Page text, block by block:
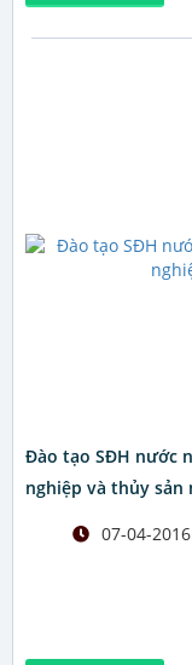
Đào tạo SĐH nước
nghiệp và thủy sản
07-04-